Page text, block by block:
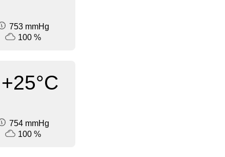
753 mmHg
100 %
+25°C
754 mmHg
100 %